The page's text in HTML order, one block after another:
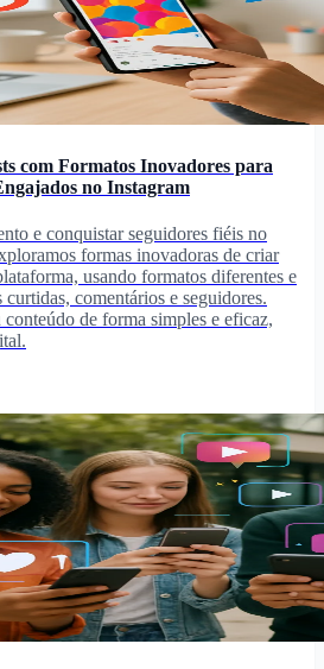
com Formatos Inovadores para
no Instagram
e conquistar seguidores fiéis no
formas inovadoras de criar
usando formatos diferentes e
curtidas, comentários e seguidores.
de forma simples e eficaz,